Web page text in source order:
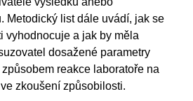
Metodický list dále uvádí, jak se
vyhodnocuje a jak by měla
dosažené parametry
reakce laboratoře na
zkoušení způsobilosti.